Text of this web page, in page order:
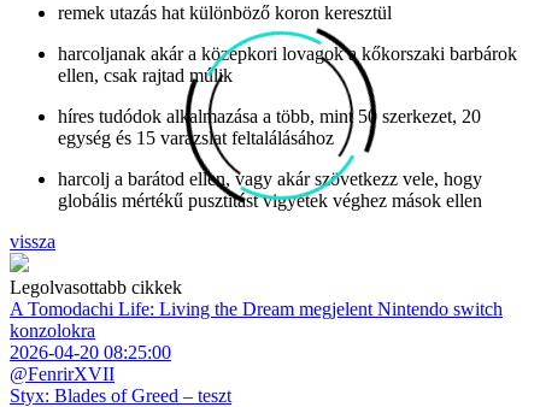
remek utazás hat különböző koron keresztül
harcoljanak akár a középkori lovagok a kőkorszaki barbárok
ellen, csak rajtad múlik
híres tudódok alkalmazása a több, mint 50 szerkezet, 20
egység és 15 varázslat feltalálásához
harcolj a barátod ellen, vagy akár szövetkezz vele, hogy
globális mértékű pusztítást vigyetek véghez mások ellen
vissza
Legolvasottabb cikkek
A Tomodachi Life: Living the Dream megjelent Nintendo switch
konzolokra
2026-04-20 08:25:00
@FenrirXVII
Styx: Blades of Greed – teszt